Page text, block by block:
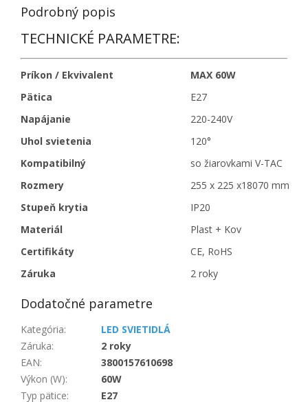
Podrobný popis
TECHNICKÉ PARAMETRE:
Príkon / Ekvivalent
MAX 60W
Pätica
E27
Napájanie
220-240V
Uhol svietenia
120°
Kompatibilný
so žiarovkami V-TAC
Rozmery
255 x 225 x18070 mm
Stupeň krytia
IP20
Materiál
Plast + Kov
Certifikáty
CE, RoHS
Záruka
2 roky
Dodatočné parametre
Kategória:
LED SVIETIDLÁ
Záruka:
2 roky
EAN:
3800157610698
Výkon (W):
60W
Typ pätice: E27